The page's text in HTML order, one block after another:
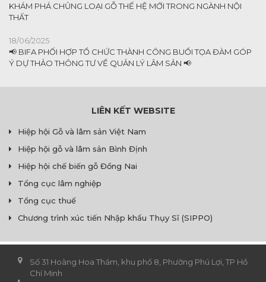
KHÁM PHÁ CHỦNG LOẠI GỖ THẾ HỆ MỚI TRONG NGÀNH NỘI
THẤT
18/06/2025
📢 BIFA PHỐI HỢP TỔ CHỨC THÀNH CÔNG BUỔI TỌA ĐÀM GÓP
Ý DỰ THẢO THÔNG TƯ VỀ QUẢN LÝ LÂM SẢN 📢
LIÊN KẾT WEBSITE
Hiệp hội Gỗ và lâm sản Việt Nam
Hiệp hội gỗ và lâm sản Bình Định
Hiệp hội chế biến gỗ Đồng Nai
Tổng cục lâm nghiệp
Tổng cục thuế
Chương trình xúc tiến Nhập khẩu Thụy Sĩ (SIPPO)
Số 31 Hoàng Hoa Thám, khu phố 8, Phường Phú Lợi, TP Hồ
Chí Minh